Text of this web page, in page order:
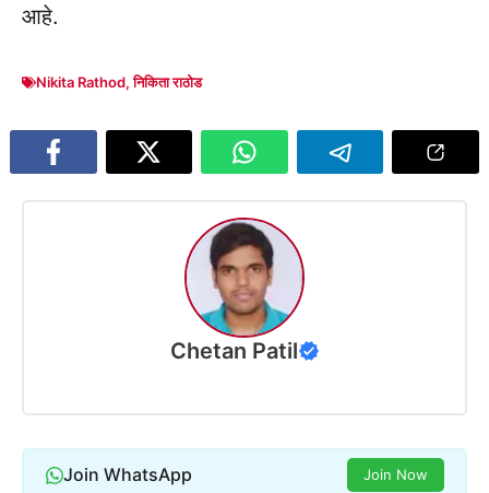
आहे.
Nikita Rathod,निकिता राठोड
Chetan Patil
Join WhatsApp Join Now